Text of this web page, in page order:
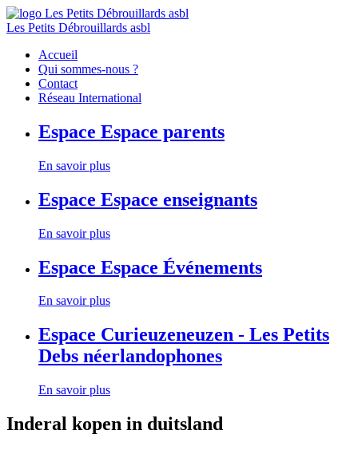
Les Petits Débrouillards asbl
Accueil
Qui sommes-nous ?
Contact
Réseau International
Espace Espace parents
En savoir plus
Espace Espace enseignants
En savoir plus
Espace Espace Événements
En savoir plus
Espace Curieuzeneuzen - Les Petits
Debs néerlandophones
En savoir plus
Inderal kopen in duitsland